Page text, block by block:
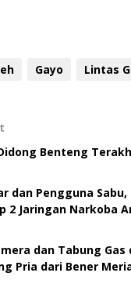
Gayo
Lintas
Benteng
dan Pengguna Sabu,
2 Jaringan Narkoba
dan Tabung Gas
Pria dari Bener